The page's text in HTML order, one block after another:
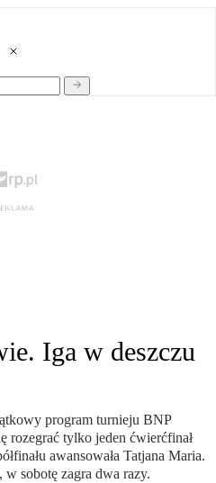
Iga w deszczu
program turnieju BNP
rozegrać tylko jeden ćwierćfinał
awansowała Tatjana Maria.
sobotę zagra dwa razy.